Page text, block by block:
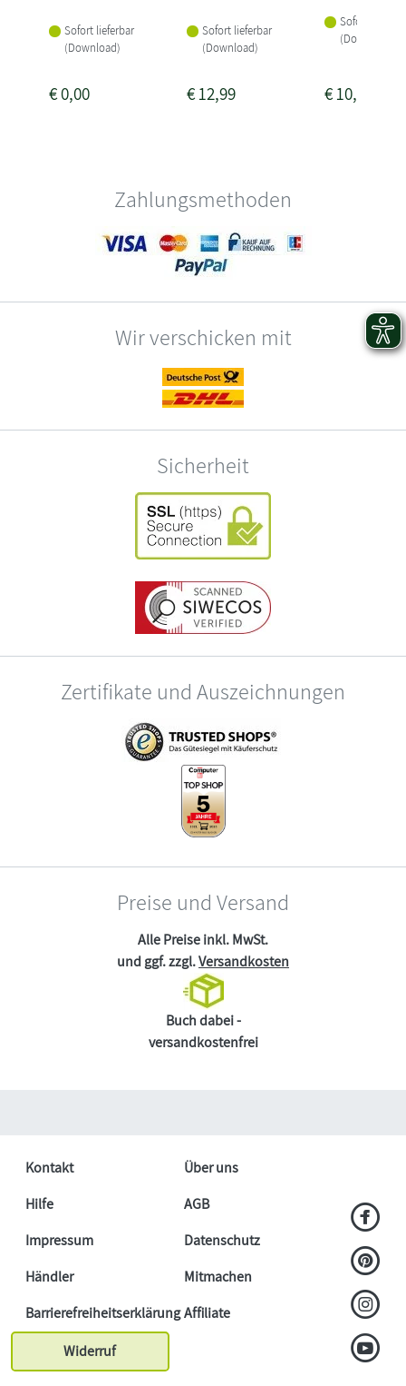
Sofort lieferbar
(Download)
€0,00
Sofort lieferbar
(Download)
€12,99
Sofort
(Download)
€10,99
Zahlungsmethoden
Wir verschicken mit
Sicherheit
Zertifikate und Auszeichnungen
Preise und Versand
Alle Preise inkl. MwSt.
und ggf. zzgl.Versandkosten
Buch dabei -
versandkostenfrei
Kontakt
Über uns
Hilfe
AGB
Impressum
Datenschutz
Händler
Mitmachen
BarrierefreiheitserklärungAffiliate
Widerruf